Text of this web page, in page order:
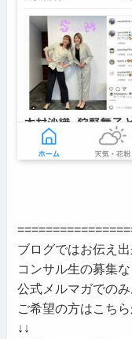
ブログではお伝え
コンサル生の募集
公式メルマガでのみ
ご希望の方はこち
↓↓